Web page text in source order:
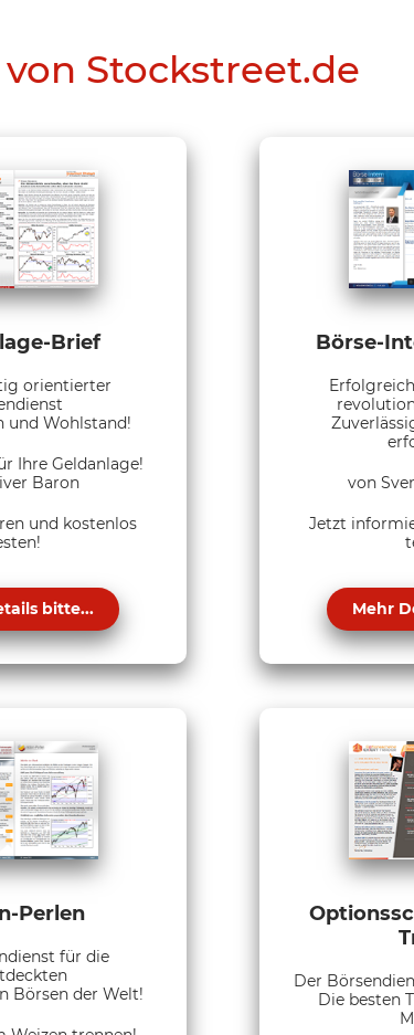
Stockstreet.de
Brief
orientierter
und Wohlstand!
Ihre Geldanlage!
Baron
und kostenlos
bitte...
Börse-
von
Jetzt
Mehr
Perlen
für die
Börsen der Welt!
Der
Die besten